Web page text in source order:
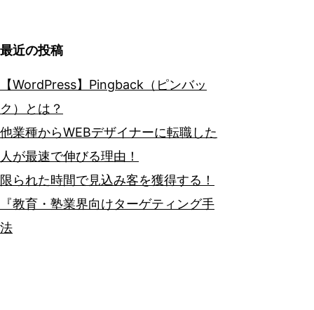
最近の投稿
【WordPress】Pingback（ピンバッ
ク）とは？
他業種からWEBデザイナーに転職した
人が最速で伸びる理由！
限られた時間で見込み客を獲得する！
『教育・塾業界向けターゲティング手
法